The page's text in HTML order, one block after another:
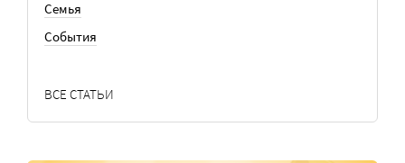
Семья
События
ВСЕ СТАТЬИ